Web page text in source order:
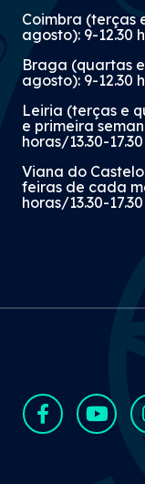
Coimbra (terças
agosto): 9-12.30
Braga (quartas
agosto): 9-12.30
Leiria (terças e
e primeira
horas/13.30-
Viana do
feiras de cada
horas/13.30-